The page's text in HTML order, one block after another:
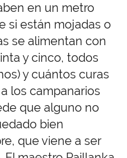
en un metro
si están mojadas o
se alimentan con
y cinco, todos
y cuántos curas
los campanarios
que alguno no
bien
que viene a ser